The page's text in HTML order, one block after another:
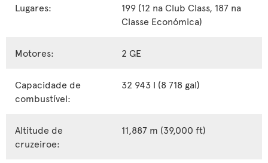
Lugares:
199 (12 na Club Class, 187 na
Classe Económica)
Motores: 2 GE
Capacidade de
combustível:
32 943 l (8 718 gal)
Altitude de
cruzeiroe:
11,887 m (39,000 ft)